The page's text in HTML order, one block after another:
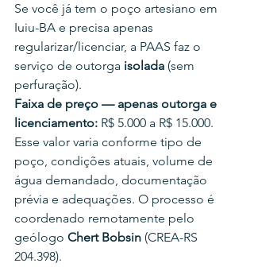
Se você já tem o poço artesiano em
Iuiu-BA e precisa apenas
regularizar/licenciar, a PAAS faz o
serviço de outorga isolada (sem
perfuração).
Faixa de preço — apenas outorga e
licenciamento: R$ 5.000 a R$ 15.000.
Esse valor varia conforme tipo de
poço, condições atuais, volume de
água demandado, documentação
prévia e adequações. O processo é
coordenado remotamente pelo
geólogo Chert Bobsin (CREA-RS
204.398).